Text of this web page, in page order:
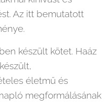
Az itt bemutatott
készült kötet. Haáz
életmű és
megformálásának